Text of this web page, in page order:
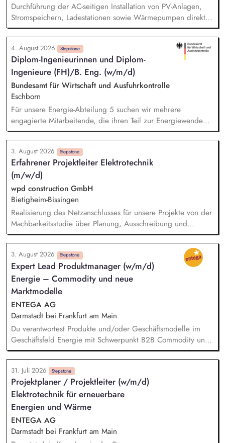
Durchführung der AC-seitigen Installation von PV-Anlagen,
Stromspeichern, Ladestationen sowie Wärmepumpen direkt
beim Kunden vor Ort. Sicherstellung der fachgerechten
Inbetriebnahme der Anlagen und aller dazugehörigen
Komponenten. Verantwortung für das Ausfüllen und
Einreichen relevanter Messprotokolle sowie
Abnahmedokumente in Abstimmung mit dem Kunden.
Fehlerbehebung, Wartung und Instandsetzung bereits
installierter Systeme, um einen reibungslosen Betrieb
sicherzustellen.
4. August 2026 Stepstone
Diplom-Ingenieurinnen und Diplom-
Ingenieure (FH)/​B. Eng. (w/m/d)
Bundesamt für Wirtschaft und Ausfuhrkontrolle
Eschborn
Für unsere Energie-Abteilung 5 suchen wir mehrere
engagierte Mitarbeitende, die ihren Teil zur Energiewende
beitragen möchten und Spaß an den Themen Wärmenetze
und Energieberatung sowie den damit einhergehenden
Technologien mitbringen. Ihre Tätigkeit umfasst vor allem die
technische Sachbearbeitung entweder in der
Bundesförderung für Effiziente Wärmenetze oder einen
Einsatz im Bereich Energieberatung Wohngebäude und
Nichtwohngebäude. Sie werden in Ihren Teams technische
und verwaltungsrechtliche Fragestellungen lösen, komplexe
technische Sachverhalte mit Fachleuten und Laien
besprechen, die Korrespondenz mit Antragstellern und
Energieberatern übernehmen und den Ausbau von
Wärmenetzen in Deutschland voranbringen.
3. August 2026 Stepstone
Erfahrener Projektleiter Elektrotechnik
(m/w/d)
wpd construction GmbH
Bietigheim-Bissingen
Realisierung des Netzanschlusses für unsere Projekte von der
Machbarkeitsstudie über Planung, Ausschreibung und
Vergabe, die Bauleitung und -koordination bis zur Abnahme
der Leistungen und deren Übergabe an den Investor.
Technische Verhandlungen mit den Netzbetreibern zum
Netzanschluss und Sicherstellung der geltenden
Anschlussbedingungen und Vorschriften. Ansprechpartner:in
für alle Fragen rund um die elektrische Infrastruktur
(Umspannwerke, Kabeltrassen, Freileitungen) sowie
Netzanschlüsse. Abstimmung und Koordination mit internen
Fachabteilungen sowie externen Stakeholdern
3. August 2026 Stepstone
Expert Lead Produktmanager (w/m/d)
Energie – Commodity und neue
Marktmodelle
ENTEGA AG
Darmstadt bei Frankfurt am Main
Du verantwortest Produkte und/oder Geschäftsmodelle im
Geschäftsfeld Energie mit Schwerpunkt B2B Commodity und
neue Marktmodelle und entwickelst sie von der
Marktanforderung bis zur Einführung und Skalierung weiter.
Du steuerst den wirtschaftlichen und marktseitigen Erfolg
deiner Strom- und Erdgasprodukte anhand relevanter
Kennzahlen wie Umsatz, Ergebnisbeitrag und
Kundenakzeptanz und leitest daraus Maßnahmen ab. Du
analysierst Markt-, Kunden- und Technologietrends –
beispielsweise rund um Energy Sharing, PPAs, Flexibilitäten
oder neue Vermarktungsmodelle - sowie regulatorische und
31. Juli 2026 Stepstone
Projektplaner / Projektleiter (w/m/d)
Elektrotechnik für erneuerbare
Energien und Wärme
ENTEGA AG
Darmstadt bei Frankfurt am Main